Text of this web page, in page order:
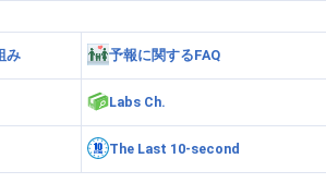
み 予報に関するFAQ
Labs Ch.
The Last 10-second